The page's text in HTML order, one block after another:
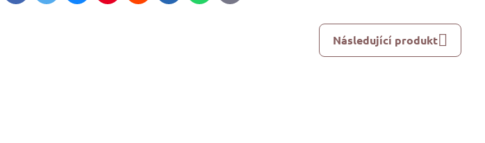
mail
Následující produkt